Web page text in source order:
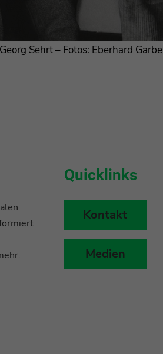
Sehrt – Fotos: Eberhard Garbe
Quicklinks
Kontakt
Medien